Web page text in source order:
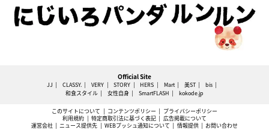
Official Site
JJ CLASSY. VERY STORY HERS Mart 美ST
bis
和食スタイル
女性自身 SmartFLASH kokode.jp
このサイトについて コンテンツポリシー
プライバシーポリシー
利用規約
特定商取引法に基づく表記
広告掲載について
運営会社
ニュース提供先 WEBプッシュ通知について 情報提供 お問い合わせ